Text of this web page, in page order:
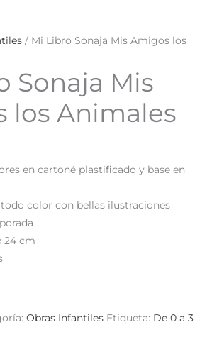
/ Mi Libro Sonaja Mis Amigos los
Sonaja Mis
los Animales
en cartoné plastificado y base en
todo color con bellas ilustraciones
24 cm
Obras Infantiles Etiqueta: De 0 a 3